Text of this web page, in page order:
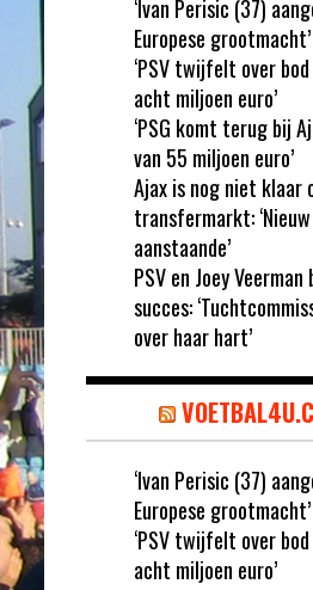
‘Ivan Perisic (37)
Europese grootmacht’
‘PSV twijfelt over
acht miljoen euro’
‘PSG komt terug bij
van 55 miljoen euro’
Ajax is nog niet klaar
transfermarkt:
aanstaande’
PSV en Joey Veerman
succes:
over haar hart’
‘Ivan Perisic (37)
Europese grootmacht’
‘PSV twijfelt over
acht miljoen euro’